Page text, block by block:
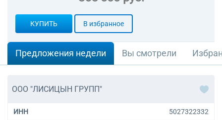
одежды для детей младшего
возраста из текстильных
материалов, кроме
трикотажных или вязаных
14.19.22 Производство
спортивных костюмов,
лыжных костюмов,
КУПИТЬ В избранное
Предложения недели Вы смотрели
ООО "ЛИСИЦЫН ГРУПП"
ИНН 5027322332